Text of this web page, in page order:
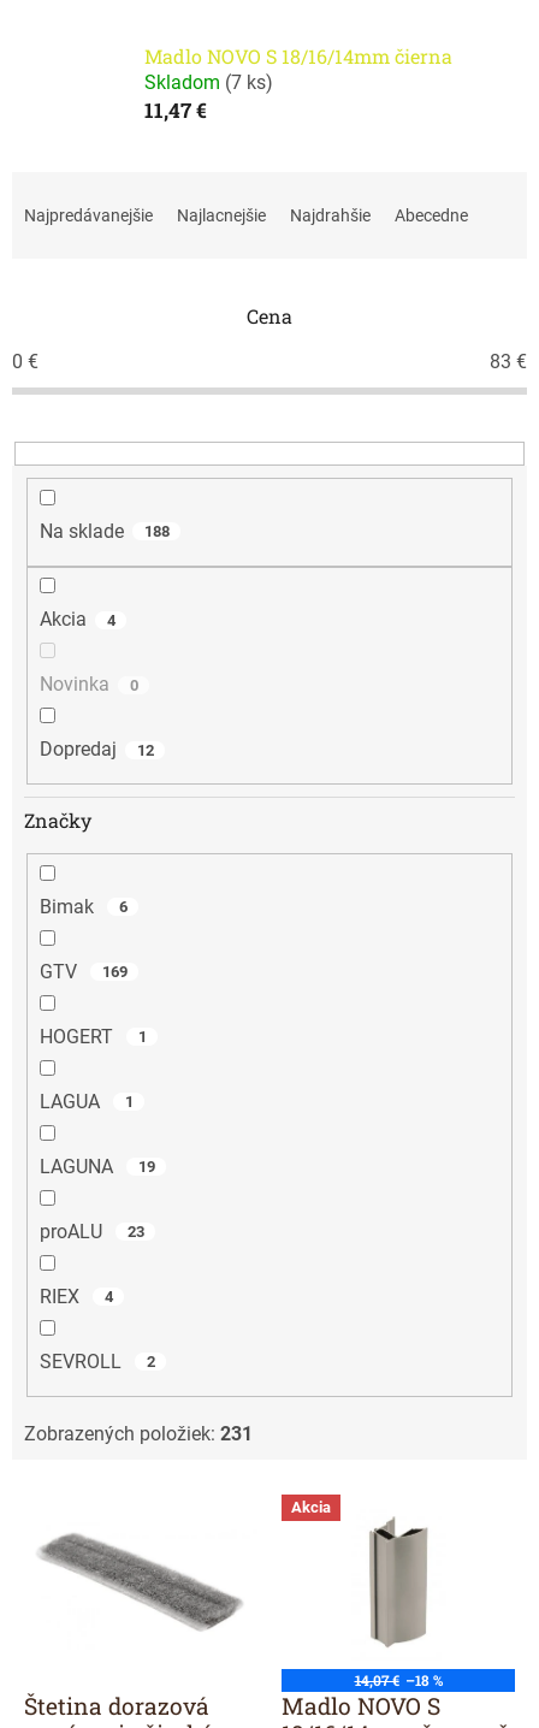
Madlo NOVO S 18/16/14mm čierna
Skladom (7 ks)
11,47 €
p
r
d
u
Najpredávanejšie Najlacnejšie Najdrahšie Abecedne
Cena
0 € 83 €
Na sklade 188
Akcia 4
Novinka 0
Dopredaj 12
Značky
Bimak 6
GTV 169
HOGERT 1
LAGUA 1
LAGUNA 19
proALU 23
RIEX 4
SEVROLL 2
Zobrazených položiek: 231
Štetina dorazová
Akcia
14,07 € –18 %
Madlo NOVO S